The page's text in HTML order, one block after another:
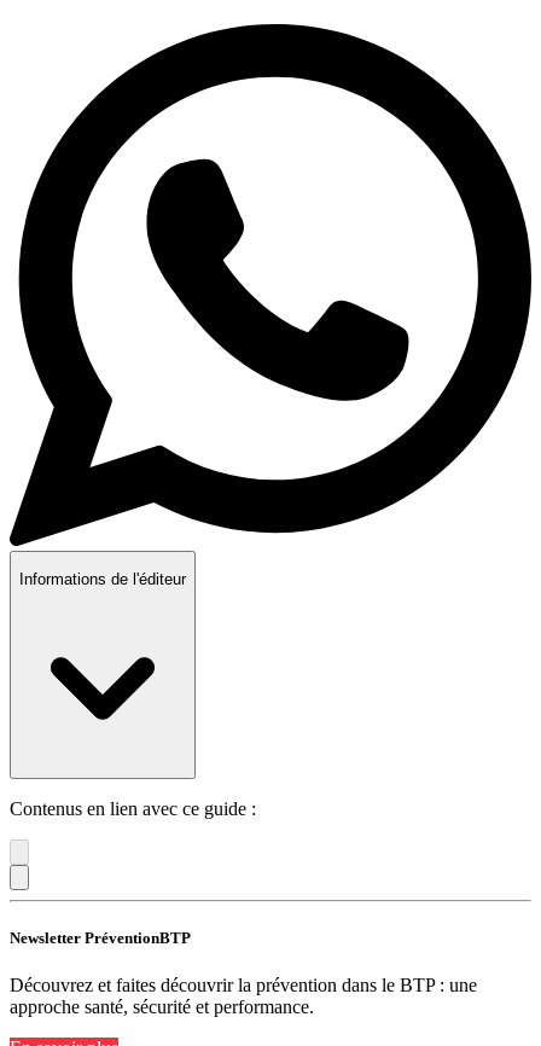
Informations de l'éditeur
Contenus en lien avec ce guide :
Newsletter PréventionBTP
Découvrez et faites découvrir la prévention dans le BTP : une
approche santé, sécurité et performance.